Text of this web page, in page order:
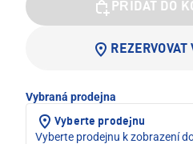
PŘIDAT DO
Vybraná prodejna
Vyberte prodejnu
Vyberte prodejnu k zobrazení